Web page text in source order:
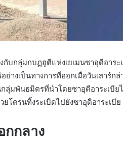
บกลุ่มกบฏฮูตีแห่งเยเมนซาอุดีอาร
ย่างเป็นทางการที่ออกเมื่อวันเสาร์
ลุ่มพันธมิตรที่นำโดยซาอุดีอาระเบีย
โดรนทิ้งระเบิดไปยังซาอุดิอาระเบีย
กกลาง